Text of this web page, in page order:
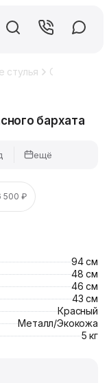
стулья Стул Laval
бархата
ещё
500 ₽
94 см
48 см
46 см
43 см
Красный
Металл/Экокожа
5 кг